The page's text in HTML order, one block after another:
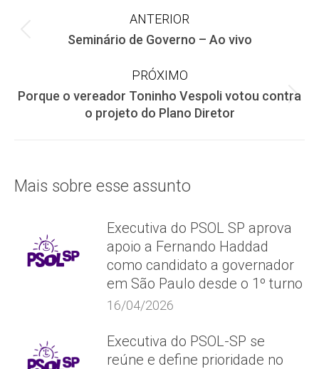
Navegação
post:
ANTERIOR
Post
Seminário de Governo – Ao vivo
PRÓXIMO
Próximo
post:
Porque o vereador Toninho Vespoli votou contra
o projeto do Plano Diretor
Mais sobre esse assunto
Executiva do PSOL SP aprova
apoio a Fernando Haddad
como candidato a governador
em São Paulo desde o 1º turno
16/04/2026
Executiva do PSOL-SP se
reúne e define prioridade no